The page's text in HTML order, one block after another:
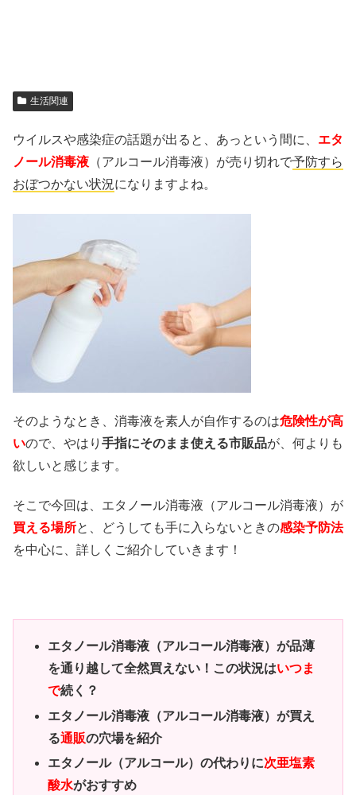
生活関連
ウイルスや感染症の話題が出ると、あっという間に、 エタ
ノール消毒液 （アルコール消毒液）が売り切れで予防すら
おぼつかない状況になりますよね。
そのようなとき、消毒液を素人が自作するのは危険性が高
いので、やはり 手指にそのまま使える市販品が、何よりも
欲しいと感じます。
そこで今回は、エタノール消毒液（アルコール消毒液）が
買える場所と、どうしても手に入らないときの感染予防法
を中心に、詳しくご紹介していきます！
エタノール消毒液（アルコール消毒液）が品薄
を通り越して全然買えない！この状況はいつま
で続く？
エタノール消毒液（アルコール消毒液）が買え
る通販の穴場を紹介
エタノール（アルコール）の代わりに次亜塩素
酸水がおすすめ